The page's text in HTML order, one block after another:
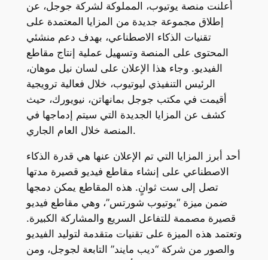
أعلنت منصة يوتيوب، المملوكة لشركة جوجل، عن
إطلاق مجموعة جديدة من المزايا المعتمدة على
تقنيات الذكاء الاصطناعي، بهدف دعم منشئي
المحتوى على المنصة وتسهيل عملية إنتاج مقاطع
الفيديو. وجاء هذا الإعلان على لسان نيل موهان،
الرئيس التنفيذي ليوتيوب، خلال فعالية ترويجية
أقيمت في مكتب جوجل بمانهاتن، نيويورك، حيث
كشف عن المزايا الجديدة التي سيتم إدماجها في
المنصة خلال العام الجاري.
أحد أبرز المزايا التي تم الإعلان عنها هي قدرة الذكاء
الاصطناعي على إنشاء مقاطع فيديو قصيرة مدتها
تصل إلى ست ثوانٍ. هذه المقاطع يمكن دمجها
ضمن ميزة “يوتيوب شورتس”، وهي مقاطع فيديو
قصيرة مصممة للتفاعل السريع والمشاركة الكبيرة.
وتعتمد هذه الميزة على تقنيات متقدمة لتوليد الفيديو
والصور من شركة “ديب مايند” التابعة لجوجل، ومن